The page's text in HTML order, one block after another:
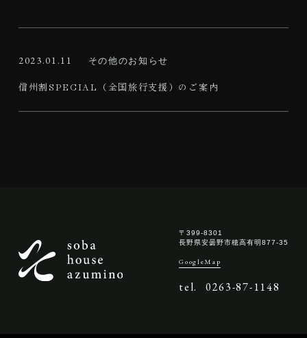
2023.01.11 その他のお知らせ
信州割SPECIAL（全国旅行支援）のご案内
〒399-8301
長野県安曇野市穂高有明877-35
GoogleMap
tel. 0263-87-1148